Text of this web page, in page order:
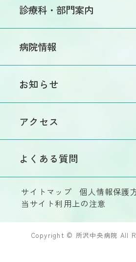
セカンドオピニオン
について
処方箋・各種書類について
診療費のお支払い
特殊外来
入院手続きのご案内
診療科・部門案内
内科
外科
呼吸器外科
救急科
泌尿器科
眼科
麻酔科
病院情報
院長のご挨拶
病院概要
和風会とは
施設基準・施設認定
医療機器のご案内
患者サポートセンター
お知らせ
アクセス
よくある質問
サイトマップ
個人情報保護
当サイト利用上の注意
Copyright © 所沢中央病院 All